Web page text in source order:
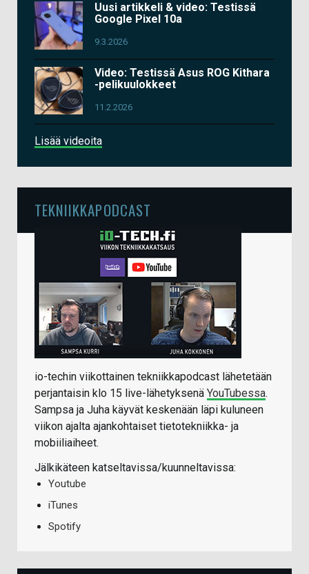
Uusi artikkeli & video: Testissä
Google Pixel 10a
9.3.2026
Video: Testissä Asus ROG Kithara
-pelikuulokkeet
11.2.2026
Lisää videoita
TEKNIIKKAPODCAST
io-techin viikottainen tekniikkapodcast lähetetään
perjantaisin klo 15 live-lähetyksenä YouTubessa.
Sampsa ja Juha käyvät keskenään läpi kuluneen
viikon ajalta ajankohtaiset tietotekniikka- ja
mobiiliaiheet.
Jälkikäteen katseltavissa/kuunneltavissa:
Youtube
iTunes
Spotify